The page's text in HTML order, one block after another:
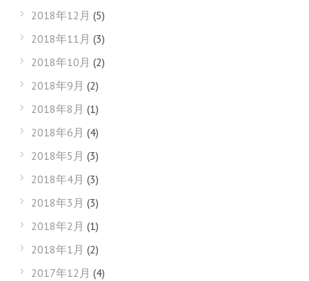
2018年12月 (5)
2018年11月 (3)
2018年10月 (2)
2018年9月 (2)
2018年8月 (1)
2018年6月 (4)
2018年5月 (3)
2018年4月 (3)
2018年3月 (3)
2018年2月 (1)
2018年1月 (2)
2017年12月 (4)